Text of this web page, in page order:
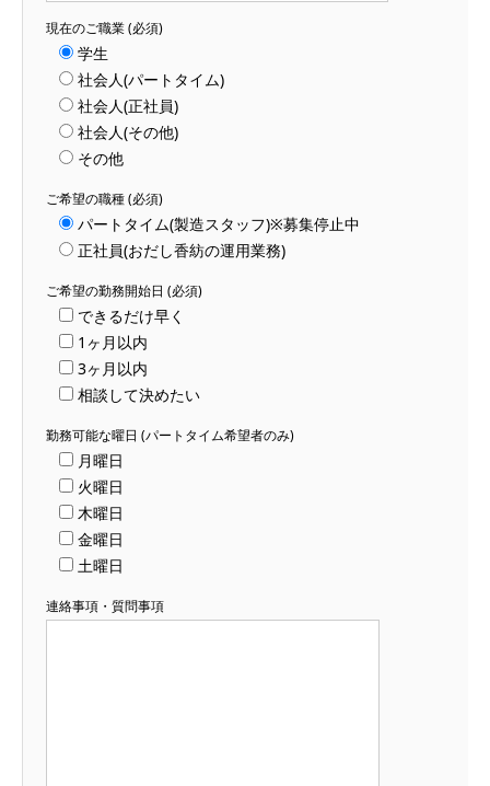
現在のご職業 (必須)
学生
社会人(パートタイム)
社会人(正社員)
社会人(その他)
その他
ご希望の職種 (必須)
パートタイム(製造スタッフ)※募集停止中
正社員(おだし香紡の運用業務)
ご希望の勤務開始日 (必須)
できるだけ早く
1ヶ月以内
3ヶ月以内
相談して決めたい
勤務可能な曜日 (パートタイム希望者のみ)
月曜日
火曜日
木曜日
金曜日
土曜日
連絡事項・質問事項